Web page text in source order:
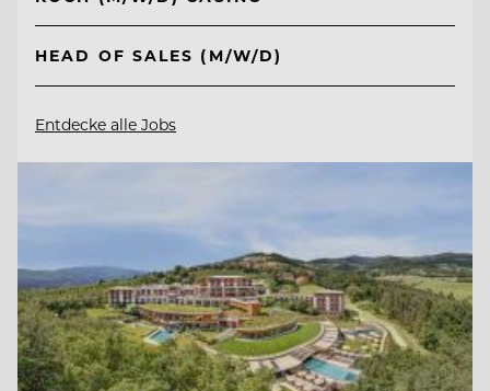
HEAD OF SALES (M/W/D)
Entdecke alle Jobs